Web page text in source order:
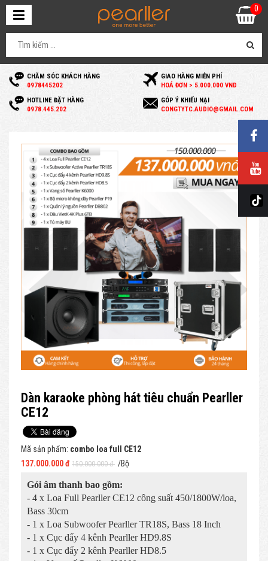
CHĂM SÓC KHÁCH HÀNG
0978445202
GIAO HÀNG MIỄN PHÍ
HOÁ ĐƠN > 5.000.000 VND
HOTLINE ĐẶT HÀNG
0978.445.202
GÓP Ý KHIẾU NẠI
CONGTYTC.AUDIO@GMAIL.COM
0
Dàn karaoke phòng hát tiêu chuẩn Pearller
CE12
Mã sản phẩm: combo loa full CE12
137.000.000 đ 150.000.000 đ /Bộ
Gói âm thanh bao gồm:
- 4 x Loa Full Pearller CE12 công suất 450/1800W/loa,
Bass 30cm
- 1 x Loa Subwoofer Pearller TR18S, Bass 18 Inch
- 1 x Cục đẩy 4 kênh Pearller HD9.8S
- 1 x Cục đẩy 2 kênh Pearller HD8.5